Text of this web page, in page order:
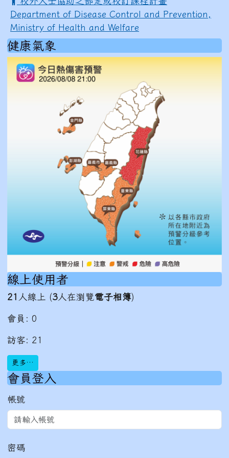
Department of Disease Control and Prevention,
Ministry of Health and Welfare
健康氣象
線上使用者
21 人線上 (3 人在瀏覽電子相簿)
會員: 0
訪客: 21
更多…
會員登入
帳號
密碼